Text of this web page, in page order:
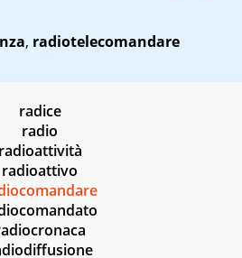
, radiotelecomandare
radice
radio
radioattività
radioattivo